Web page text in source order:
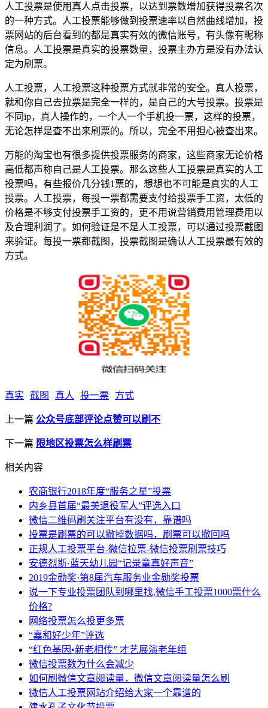
人工投票是使用真人点击投票，以达到票数增加获得投票名次
的一种方式。人工投票能够做到投票速率以自然曲线增加，投
票网站的后台看到的都是真实有效的微信账号，有头像有昵称
信息。人工投票是真实的投票数量，投票主办方是没有办法认
定为刷票。
人工投票，人工投票这种投票方式就非常的安全。真人投票，
就和你自己去拉票是完全一样的，是自己的大号投票。投票是
不同ip，真人操作的，一个人一个手机投一票，这样的投票，
无论怎样是查不出来刷票的。所以，完全不用担心被查出来。
万能的淘宝也有很多提供投票服务的商家，这些商家无论价格
高低都声称自己是人工投票。那么这些人工投票是真实的人工
投票吗，有些报价几分钱1票的，想想也不可能是真实的人工
投票。人工投票，每投一票都需要支付给投票手工资，太低的
价格是不够支付投票手工资的，更不用说营销费用管理费用以
及合理利润了。如何验证是不是人工投票，可以通过投票截图
来验证。每投一票都截图，投票截图是确认人工投票最有效的
方式。
真实 截图 真人 投一票 方式
上一篇 公众号底部评论点赞可以刷不
下一篇 限地区投票怎么样刷票
相关内容
农商银行2018年度“服务之星”投票
内乡县首届“最美退役军人”评选入口
微信二维码刷关注平台有没有，靠谱吗
投票是刷票的可以撤掉数据吗，刷票可以撤回吗
正规人工投票平台-微信拉票-微信投票刷票技巧
安德烈斯·蓝天幼儿园“记录童真好声音”
2019金勋奖·第8届汽车服务业金勋奖投票
说一下专业投票团队到哪里找,微信手工投票1000票什么
价格?
网络投票怎么投更多票
“嘉和好少年”评选
“红色基因•新老相传” 才艺展演老年组
微信投票数为什么会减少
如何刷微信文章阅读量，微信文章阅读量怎么刷
微信人工投票网站介绍给大家一个靠谱的